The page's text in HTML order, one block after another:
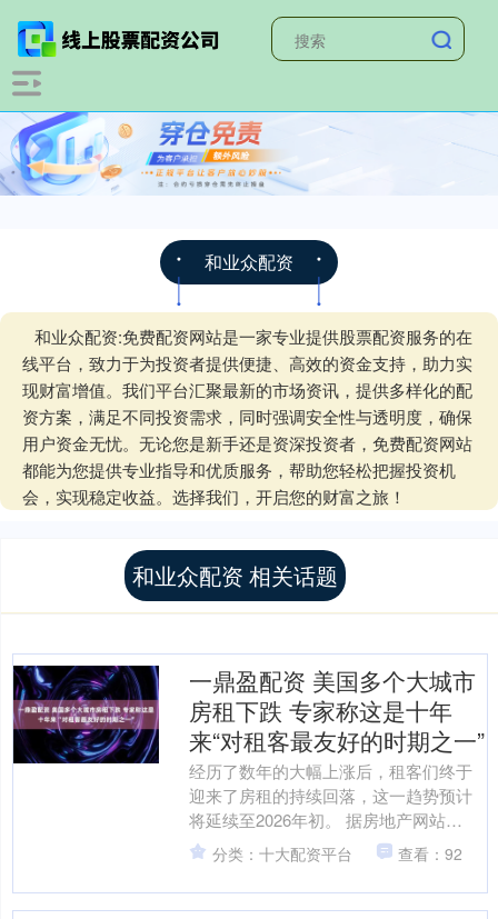
和业众配资
和业众配资:免费配资网站是一家专业提供股票配资服务的在
线平台，致力于为投资者提供便捷、高效的资金支持，助力实
现财富增值。我们平台汇聚最新的市场资讯，提供多样化的配
资方案，满足不同投资需求，同时强调安全性与透明度，确保
用户资金无忧。无论您是新手还是资深投资者，免费配资网站
都能为您提供专业指导和优质服务，帮助您轻松把握投资机
会，实现稳定收益。选择我们，开启您的财富之旅！
和业众配资 相关话题
一鼎盈配资 美国多个大城市
房租下跌 专家称这是十年
来“对租客最友好的时期之一”
经历了数年的大幅上涨后，租客们终于
迎来了房租的持续回落，这一趋势预计
将延续至2026年初。 据房地产网站
Realtor.com的挂牌数据显示，11月美国
50个最....
分类：十大配资平台 查看：92